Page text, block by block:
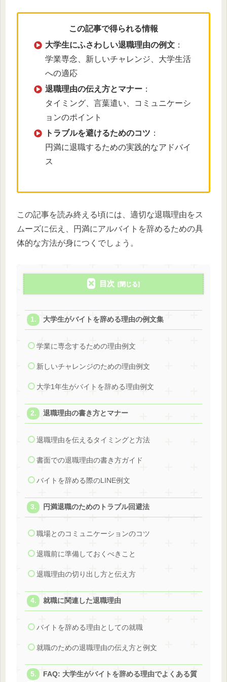
この記事で得られる情報
大学生にふさわしい退職理由の例文 ：
学業専念、新しいチャレンジ、大学生活
への適応
退職理由の伝え方とマナー ：
タイミング、言葉遣い、コミュニケーシ
ョンのポイント
トラブルを避けるためのコツ ：
円満に退職するための実践的なアドバイ
ス
この記事を読み終える頃には、適切な退職理由をス
ムーズに伝え、円満にアルバイトを辞めるための具
体的な方法が身につくでしょう。
目次
大学生がバイトを辞める理由の例文集
学業に専念するための理由例文
新しいチャレンジのための理由例文
大学1年生がバイトを辞める理由例文
退職理由の書き方とマナー
退職理由を伝えるタイミングと方法
書面での退職理由の書き方ガイド
バイトを辞める際のLINE例文
円満退職のためのトラブル回避法
職場とのコミュニケーションのコツ
退職前に準備しておくべきこと
退職理由の切り出し方と伝え方
就職に関連した退職理由
バイトを辞める理由としての就職
就職のための退職理由の伝え方と例文
FAQ: 大学生がバイトを辞める理由でよくある質